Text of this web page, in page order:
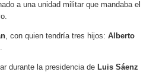
a una unidad militar que mandaba el
, con quien tendría tres hijos: Alberto
durante la presidencia de Luis Sáenz